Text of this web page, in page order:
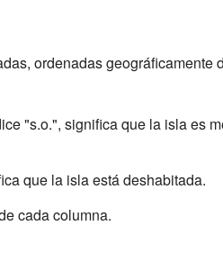
ordenadas geográficamente
"s.o.", significa que la isla es
que la isla está deshabitada.
cada columna.